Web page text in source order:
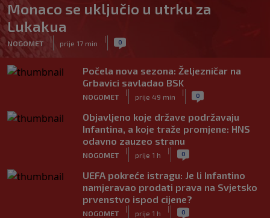
Monaco se uključio u utrku za
Lukakua
NOGOMET
|
prije 17 min
| 0
Počela nova sezona: Željezničar na
Grbavici savladao BSK
NOGOMET
|
prije 49 min
| 0
Objavljeno koje države podržavaju
Infantina, a koje traže promjene: HNS
odavno zauzeo stranu
NOGOMET
|
prije 1 h
| 0
UEFA pokreće istragu: Je li Infantino
namjeravao prodati prava na Svjetsko
prvenstvo ispod cijene?
NOGOMET
|
prije 1 h
| 0